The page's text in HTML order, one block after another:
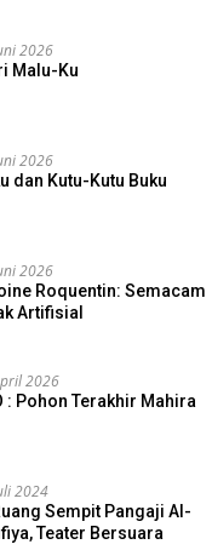
2026
Malu-Ku
2026
dan Kutu-Kutu Buku
2026
Roquentin: Semacam
Artifisial
2026
: Pohon Terakhir Mahira
2024
Sempit Pangaji Al-
Teater Bersuara